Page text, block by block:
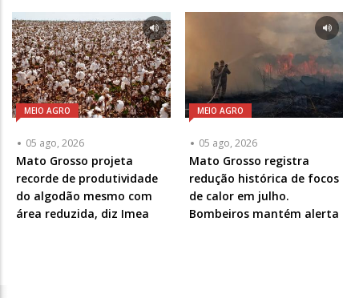
MEIO AGRO
05 ago, 2026
Mato Grosso projeta
recorde de produtividade
do algodão mesmo com
área reduzida, diz Imea
MEIO AGRO
05 ago, 2026
Mato Grosso registra
redução histórica de focos
de calor em julho.
Bombeiros mantém alerta